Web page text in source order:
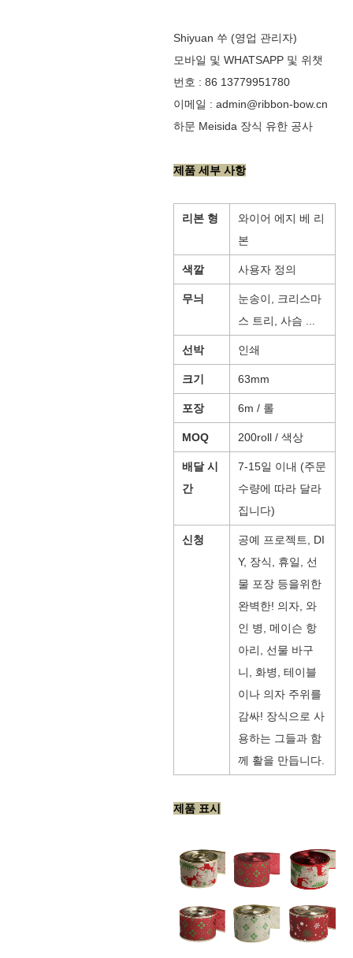
Shiyuan 쑤 (영업 관리자)
모바일 및 WHATSAPP 및 위챗
번호 : 86 13779951780
이메일 : admin@ribbon-bow.cn
하문 Meisida 장식 유한 공사
제품 세부 사항
리본 형
와이어 에지 베 리
본
색깔 사용자 정의
무늬
눈송이, 크리스마
스 트리, 사슴 ...
선박 인쇄
크기 63mm
포장 6m / 롤
MOQ 200roll / 색상
배달 시
간
7-15일 이내 (주문
수량에 따라 달라
집니다)
신청
공예 프로젝트, DI
Y, 장식, 휴일, 선
물 포장 등을위한
완벽한! 의자, 와
인 병, 메이슨 항
아리, 선물 바구
니, 화병, 테이블
이나 의자 주위를
감싸! 장식으로 사
용하는 그들과 함
께 활을 만듭니다.
제품 표시